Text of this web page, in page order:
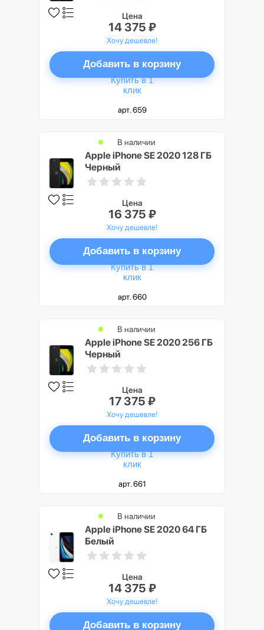
Цена
14 375 ₽
Хочу дешевле!
Добавить в корзину
Купить в 1
клик
арт. 659
Apple iPhone SE 2020 128 ГБ
Черный
В наличии
Цена
16 375 ₽
Хочу дешевле!
Добавить в корзину
Купить в 1
клик
арт. 660
Apple iPhone SE 2020 256 ГБ
Черный
В наличии
Цена
17 375 ₽
Хочу дешевле!
Добавить в корзину
Купить в 1
клик
арт. 661
Apple iPhone SE 2020 64 ГБ
Белый
В наличии
Цена
14 375 ₽
Хочу дешевле!
Добавить в корзину